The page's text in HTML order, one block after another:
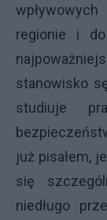
regionie i
stanowisko
studiuje
już pisałem,
się
niedługo